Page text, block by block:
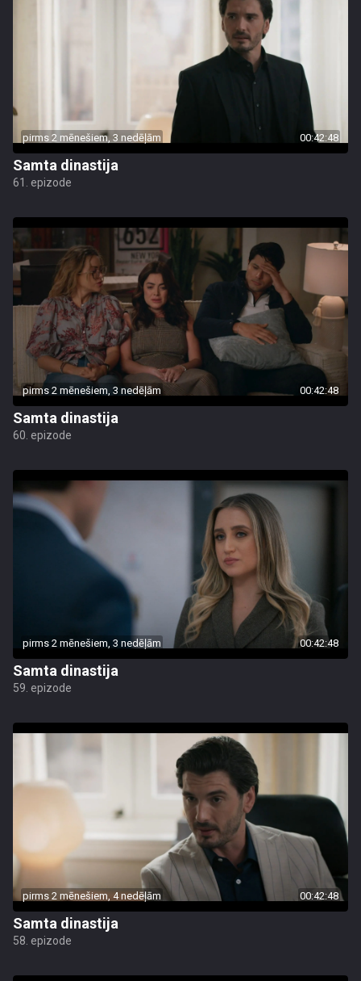
pirms 2 mēnešiem, 3 nedēļām 00:42:48
Samta dinastija
61. epizode
pirms 2 mēnešiem, 3 nedēļām 00:42:48
Samta dinastija
60. epizode
pirms 2 mēnešiem, 3 nedēļām 00:42:48
Samta dinastija
59. epizode
pirms 2 mēnešiem, 4 nedēļām 00:42:48
Samta dinastija
58. epizode